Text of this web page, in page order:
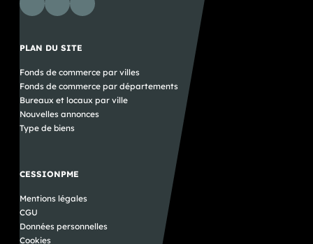
PLAN DU SITE
Fonds de commerce par villes
Fonds de commerce par départements
Bureaux et locaux par ville
Nouvelles annonces
Type de biens
CESSIONPME
Mentions légales
CGU
Données personnelles
Cookies